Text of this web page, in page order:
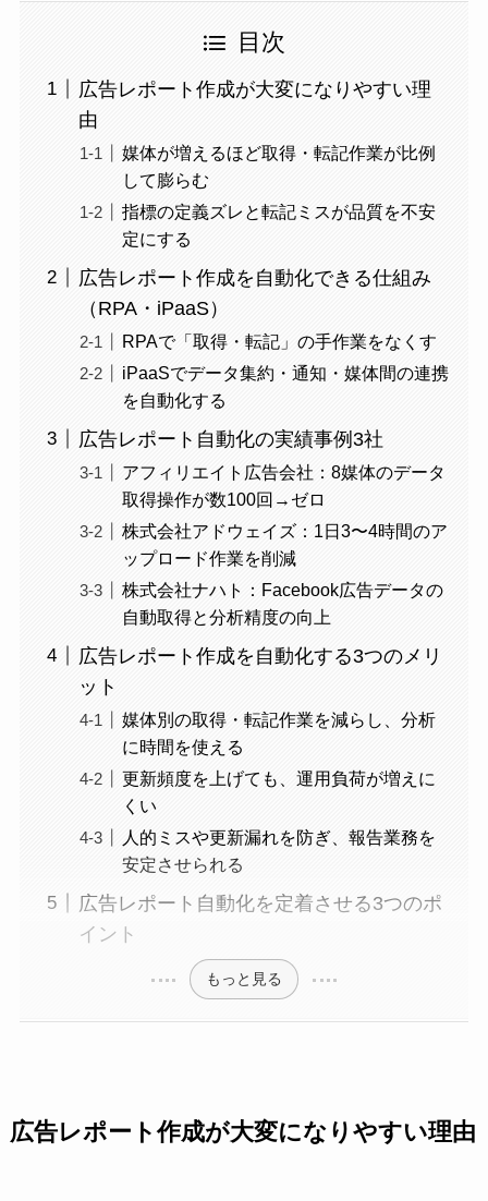
目次
広告レポート作成が大変になりやすい理
由
媒体が増えるほど取得・転記作業が比例
して膨らむ
指標の定義ズレと転記ミスが品質を不安
定にする
広告レポート作成を自動化できる仕組み
（RPA・iPaaS）
RPAで「取得・転記」の手作業をなくす
iPaaSでデータ集約・通知・媒体間の連携
を自動化する
広告レポート自動化の実績事例3社
アフィリエイト広告会社：8媒体のデータ
取得操作が数100回→ゼロ
株式会社アドウェイズ：1日3〜4時間のア
ップロード作業を削減
株式会社ナハト：Facebook広告データの
自動取得と分析精度の向上
広告レポート作成を自動化する3つのメリ
ット
媒体別の取得・転記作業を減らし、分析
に時間を使える
更新頻度を上げても、運用負荷が増えに
くい
人的ミスや更新漏れを防ぎ、報告業務を
安定させられる
広告レポート自動化を定着させる3つのポ
イント
もっと見る
広告レポート作成が大変になりやすい理由